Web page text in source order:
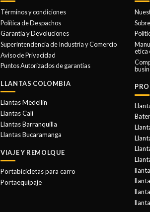
Términos y condiciones
Política de Despachos
Garantía y Devoluciones
Superintendencia de Industria y Comercio
Aviso de Privacidad
Puntos Autorizados de garantias
LLANTAS COLOMBIA
Llantas Medellin
Llantas Cali
Llantas Barranquilla
Llantas Bucaramanga
VIAJE Y REMOLQUE
Portabicicletas para carro
Portaequipaje
etica